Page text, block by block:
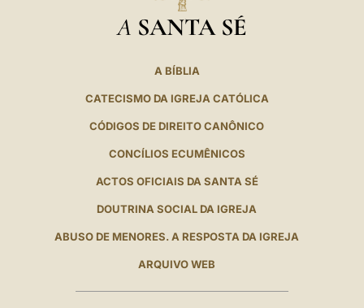
A SANTA SÉ
A BÍBLIA
CATECISMO DA IGREJA CATÓLICA
CÓDIGOS DE DIREITO CANÔNICO
CONCÍLIOS ECUMÊNICOS
ACTOS OFICIAIS DA SANTA SÉ
DOUTRINA SOCIAL DA IGREJA
ABUSO DE MENORES. A RESPOSTA DA IGREJA
ARQUIVO WEB